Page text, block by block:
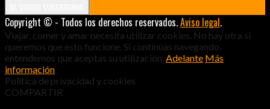
Copyright © - Todos los derechos reservados.Aviso legal.
Viajar, comer y amar necesita utilizar cookies. No hay otra si
queremos que esto funcione. Si continúas navegando,
entendemos que aceptas su utilización. Adelante Más
información
Politica de privacidad y cookies
COMPARTIR